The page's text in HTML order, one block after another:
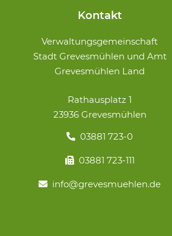
Kontakt
Verwaltungsgemeinschaft
Stadt Grevesmühlen und Amt
Grevesmühlen Land
Rathausplatz 1
23936 Grevesmühlen
03881 723-0
03881 723-111
info@grevesmuehlen.de